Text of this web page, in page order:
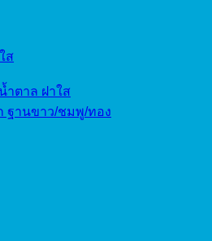
ส
ำตาล ฝาใส
ฐานขาว/ชมพู/ทอง